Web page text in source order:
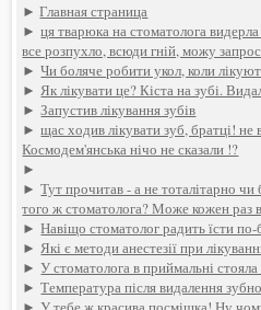
►Главная страница
►ця тварюка на стоматолога
все розпухло, всюди гній, можу
►Чи боляче робити укол, коли
►Як лікувати це? Кіста на зубі.
►Запустив лікування зубів
►щас ходив лікувати зуб, братці!
Космодем'янська нічо не сказали !?
►
►Тут прочитав - а не тоталітарно чи
того ж стоматолога? Може кожен раз
►Навіщо стоматолог радить їсти
►Які є методи анестезії при
►У стоматолога в приймальні стояла
►Температура після видалення